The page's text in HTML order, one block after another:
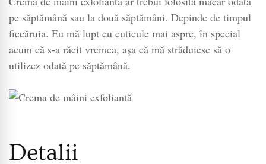
pe săptămână sau la două săptămâni. Depinde de timpul
fiecăruia. Eu mă lupt cu cuticule mai aspre, în special
acum că s-a răcit vremea, așa că mă străduiesc să o
utilizez odată pe săptămână.
Detalii